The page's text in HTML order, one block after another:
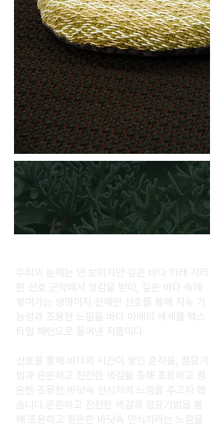
우리의 눈에는 안 보이지만 깊은 바다 아래 자리
한 산호 군락에서 영감을 받아, 깊은 바다 속에
쌓여가는 생명이자 잔해인 산호를 통해 지속 가
능성과 조용한 느낌을 바다 아래의 세계를 텍스
타일 패턴으로 풀어낸 작품이다.
산호를 통해 바다의 시간이 쌓인 흔적을, 점묘기
법과 은은하고 잔잔한 색감을 총해 조용하고 평
온한 조용한 바닷속 안식처의 느낌을 주고자 했
습니다.은은하고 잔잔한 색감과 점묘기법을 통
해 조용하고 평온한 바닷속 안식처라는 느낌을